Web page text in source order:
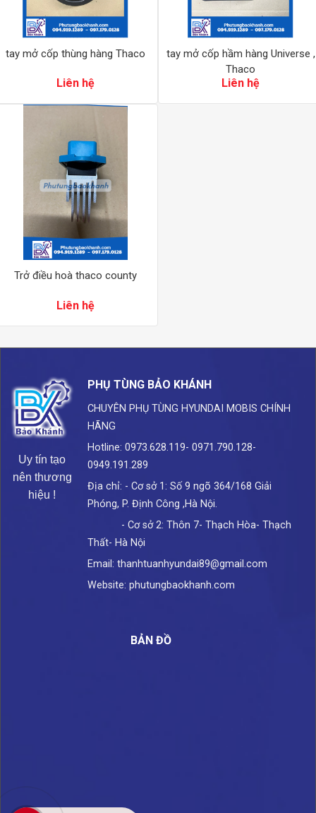
tay mở cốp thùng hàng Thaco
Liên hệ
tay mở cốp hầm hàng Universe ,
Thaco
Liên hệ
Trở điều hoà thaco county
Liên hệ
Uy tín tạo
nên thương
hiệu !
PHỤ TÙNG BẢO KHÁNH
CHUYÊN PHỤ TÙNG HYUNDAI MOBIS CHÍNH
HÃNG
Hotline: 0973.628.119- 0971.790.128-
0949.191.289
Địa chỉ: - Cơ sở 1: Số 9 ngõ 364/168 Giải
Phóng, P. Định Công ,Hà Nội.
- Cơ sở 2: Thôn 7- Thạch Hòa- Thạch
Thất- Hà Nội
Email: thanhtuanhyundai89@gmail.com
Website: phutungbaokhanh.com
BẢN ĐỒ